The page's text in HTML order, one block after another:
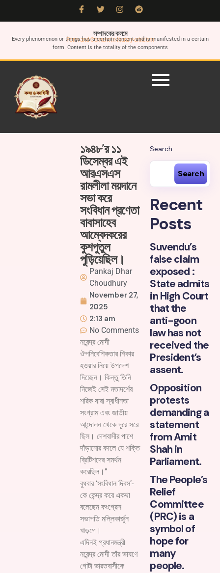
সম্পাদকের কলমে
Form and Content in literary criticism
Every phenomenon or things has a certain content and is manifested in a certain
form. Content is the totality of the components
১৯৪৮’র ১১
ডিসেম্বর এই
আরএসএস
রামলীলা ময়দানে
সভা করে
সংবিধান প্রণেতা
বাবাসাহেব
আম্বেদকরের
কুশপুতুল
পুড়িয়েছিল।
Pankaj Dhar
Choudhury
November 27,
2025
2:13 am
No Comments
নরেন্দ্র মোদী
ঔপনিবেশিকতার শিকার
হওয়ার নিয়ে উপদেশ
দিচ্ছেন। কিন্তু তিনি
নিজেই সেই মতাদর্শের
শরিক যারা স্বাধীনতা
সংগ্রাম এবং জাতীয়
আন্দোলন থেকে দূরে সরে
ছিল। দেশবাসীর পাশে
দাঁড়ানোর বদলে যে শক্তি
ব্রিটিশদের সমর্থন
করেছিল।’’
বুধবার ‘সংবিধান দিবস’-
কে কেন্দ্র করে একথা
বলেছেন কংগ্রেস
সভাপতি মল্লিকার্জুন
খাড়গে।
এদিনই প্রধানমন্ত্রী
নরেন্দ্র মোদী তাঁর ভাষণে
গোটা ভারতবাসীকে
Search
Search
Recent
Posts
Suvendu’s
false claim
exposed :
State admits
in High Court
that the
anti-goon
law has not
received the
President’s
assent.
Opposition
protests
demanding a
statement
from Amit
Shah in
Parliament.
The People’s
Relief
Committee
(PRC) is a
symbol of
hope for
many
people.